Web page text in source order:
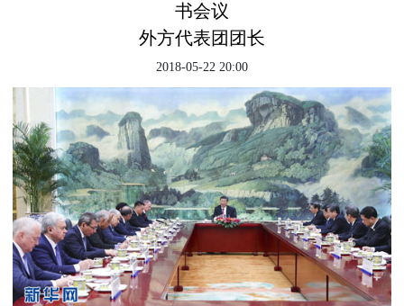
孙勇大
使欢迎
孙勇大
使简历
中国历
任驻几
内亚大
使
使馆信
息
使馆领
导及部
书会议
外方代表团团长
2018-05-22 20:00